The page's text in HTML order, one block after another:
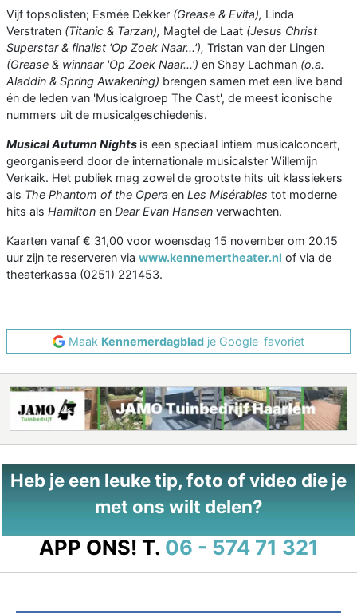
Vijf topsolisten; Esmée Dekker (Grease & Evita), Linda
Verstraten (Titanic & Tarzan), Magtel de Laat (Jesus Christ
Superstar & finalist 'Op Zoek Naar...'), Tristan van der Lingen
(Grease & winnaar 'Op Zoek Naar...') en Shay Lachman (o.a.
Aladdin & Spring Awakening) brengen samen met een live band
én de leden van 'Musicalgroep The Cast', de meest iconische
nummers uit de musicalgeschiedenis.
Musical Autumn Nights is een speciaal intiem musicalconcert,
georganiseerd door de internationale musicalster Willemijn
Verkaik. Het publiek mag zowel de grootste hits uit klassiekers
als The Phantom of the Opera en Les Misérables tot moderne
hits als Hamilton en Dear Evan Hansen verwachten.
Kaarten vanaf € 31,00 voor woensdag 15 november om 20.15
uur zijn te reserveren via www.kennemertheater.nl of via de
theaterkassa (0251) 221453.
Maak Kennemerdagblad je Google-favoriet
Heb je een leuke tip, foto of video die je
met ons wilt delen?
APP ONS! T. 06 - 574 71 321